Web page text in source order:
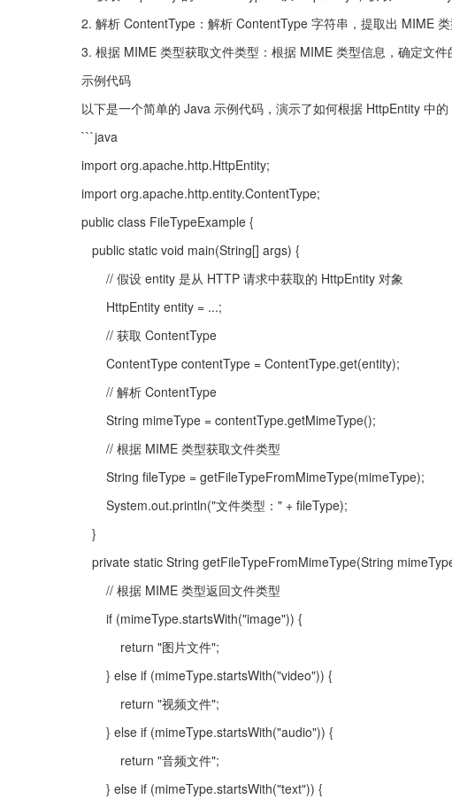
2. 解析 ContentType：解析 ContentType 字符串，提取出 MIME 类
3. 根据 MIME 类型获取文件类型：根据 MIME 类型信息，确定文件
示例代码
以下是一个简单的 Java 示例代码，演示了如何根据 HttpEntity 中
```java
import org.apache.http.HttpEntity;
import org.apache.http.entity.ContentType;
public class FileTypeExample {
public static void main(String[] args) {
// 假设 entity 是从 HTTP 请求中获取的 HttpEntity 对象
HttpEntity entity = ...;
// 获取 ContentType
ContentType contentType = ContentType.get(entity);
// 解析 ContentType
String mimeType = contentType.getMimeType();
// 根据 MIME 类型获取文件类型
String fileType = getFileTypeFromMimeType(mimeType);
System.out.println("文件类型：" + fileType);
}
private static String getFileTypeFromMimeType(String
// 根据 MIME 类型返回文件类型
if (mimeType.startsWith("image")) {
return "图片文件";
} else if (mimeType.startsWith("video")) {
return "视频文件";
} else if (mimeType.startsWith("audio")) {
return "音频文件";
} else if (mimeType.startsWith("text")) {